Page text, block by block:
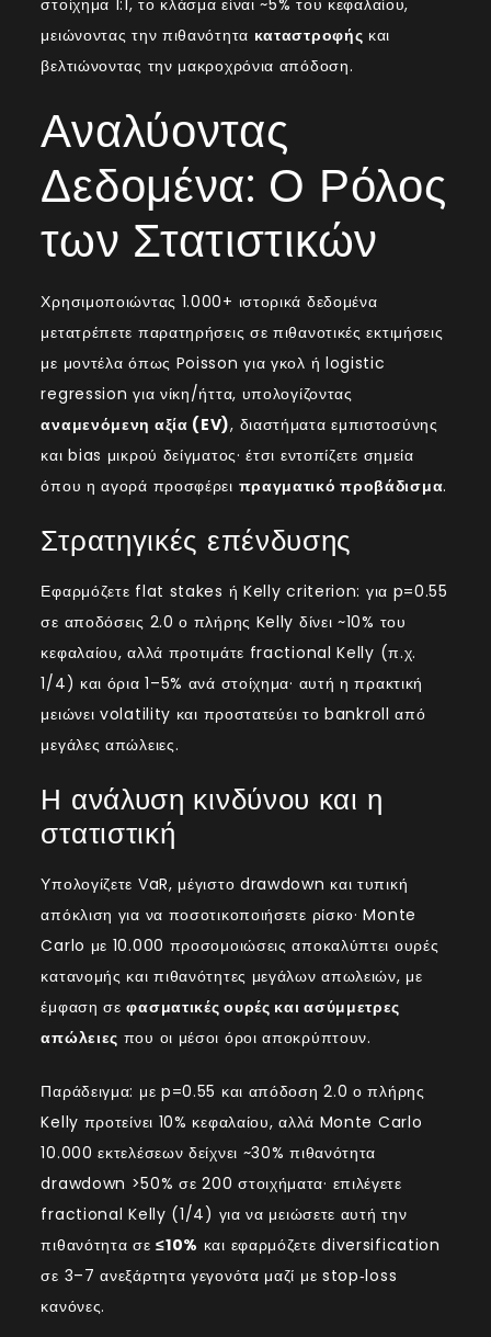
μειώνοντας την πιθανότητα καταστροφής και
βελτιώνοντας την μακροχρόνια απόδοση.
Αναλύοντας
Δεδομένα: Ο Ρόλος
των Στατιστικών
Χρησιμοποιώντας 1.000+ ιστορικά δεδομένα
μετατρέπετε παρατηρήσεις σε πιθανοτικές εκτιμήσεις
με μοντέλα όπως Poisson για γκολ ή logistic
regression για νίκη/ήττα, υπολογίζοντας
αναμενόμενη αξία (EV), διαστήματα εμπιστοσύνης
και bias μικρού δείγματος· έτσι εντοπίζετε σημεία
όπου η αγορά προσφέρει πραγματικό προβάδισμα.
Στρατηγικές επένδυσης
Εφαρμόζετε flat stakes ή Kelly criterion: για p=0.55
σε αποδόσεις 2.0 ο πλήρης Kelly δίνει ~10% του
κεφαλαίου, αλλά προτιμάτε fractional Kelly (π.χ.
1/4) και όρια 1–5% ανά στοίχημα· αυτή η πρακτική
μειώνει volatility και προστατεύει το bankroll από
μεγάλες απώλειες.
Η ανάλυση κινδύνου και η
στατιστική
Υπολογίζετε VaR, μέγιστο drawdown και τυπική
απόκλιση για να ποσοτικοποιήσετε ρίσκο· Monte
Carlo με 10.000 προσομοιώσεις αποκαλύπτει ουρές
κατανομής και πιθανότητες μεγάλων απωλειών, με
έμφαση σεφασματικές ουρές και ασύμμετρες
απώλειες που οι μέσοι όροι αποκρύπτουν.
Παράδειγμα: με p=0.55 και απόδοση 2.0 ο πλήρης
Kelly προτείνει 10% κεφαλαίου, αλλά Monte Carlo
10.000 εκτελέσεων δείχνει ~30% πιθανότητα
drawdown >50% σε 200 στοιχήματα· επιλέγετε
fractional Kelly (1/4) για να μειώσετε αυτή την
πιθανότητα σε≤10% και εφαρμόζετε diversification
σε 3–7 ανεξάρτητα γεγονότα μαζί με stop‑loss
κανόνες.